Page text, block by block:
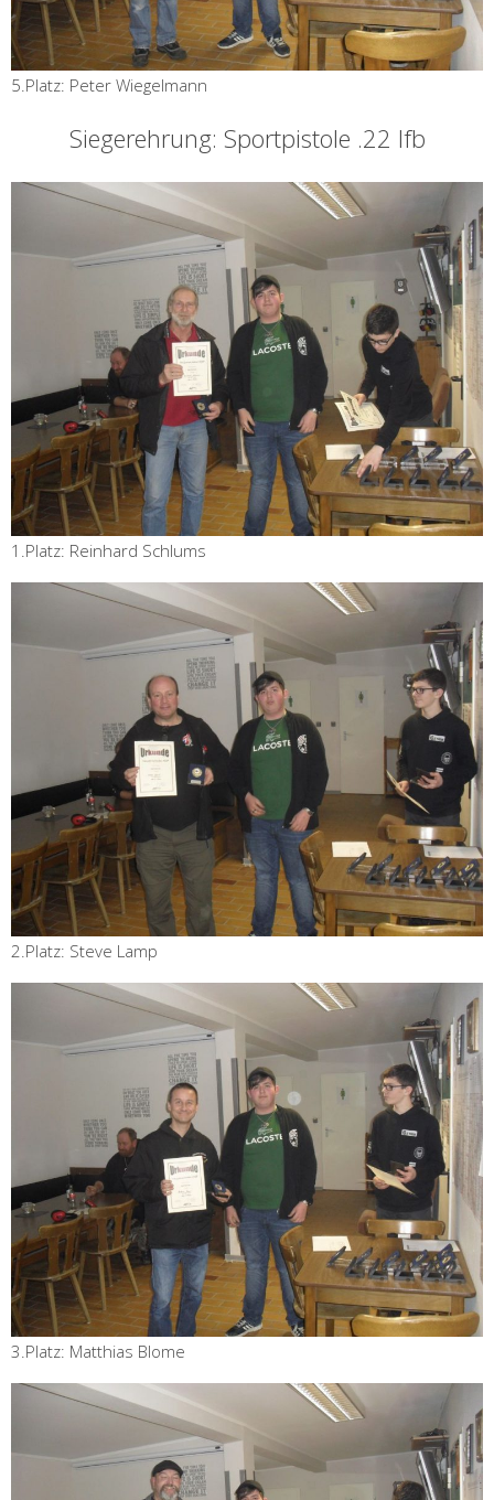
5.Platz: Peter Wiegelmann
Siegerehrung: Sportpistole .22 lfb
1.Platz: Reinhard Schlums
2.Platz: Steve Lamp
3.Platz: Matthias Blome